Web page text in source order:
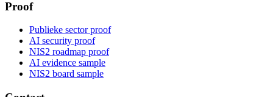
Proof
Publieke sector proof
AI security proof
NIS2 roadmap proof
AI evidence sample
NIS2 board sample